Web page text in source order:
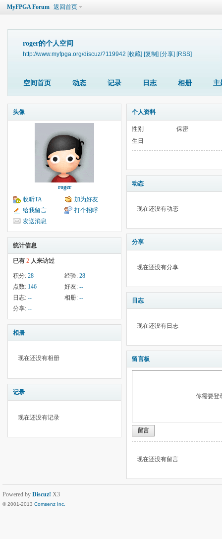
MyFPGA Forum 返回首页
roger的个人空间
http://www.myfpga.org/discuz/?119942 [收藏] [复制] [分享] [RSS]
空间首页 动态 记录 日志 相册 主
头像
roger
收听TA
加为好友
给我留言
打个招呼
发送消息
统计信息
已有 2 人来访过
积分: 28 经验: 28
点数: 146 好友: --
日志: -- 相册: --
分享: --
相册
现在还没有相册
记录
现在还没有记录
个人资料
性别
保密
生日
动态
现在还没有动态
分享
现在还没有分享
日志
现在还没有日志
留言板
你需要登
留言
现在还没有留言
Powered by Discuz! X3
© 2001-2013 Comsenz Inc.